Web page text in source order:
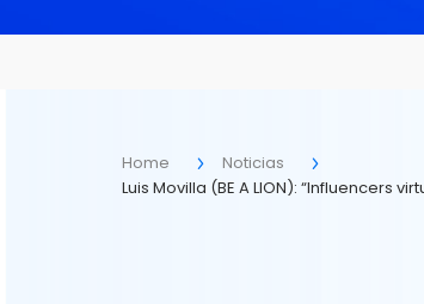
Home
Noticias
Luis Movilla (BE A LION): “Influencers